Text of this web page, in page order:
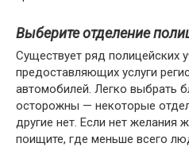
Выберите отделение
Существует ряд полицейских
предоставляющих услуги
автомобилей. Легко выбрать
осторожны — некоторые
другие нет. Если нет желания
поищите, где меньше всего